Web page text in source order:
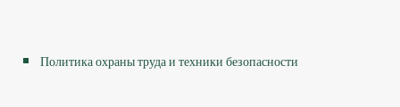
Политика охраны труда и техники безопасности